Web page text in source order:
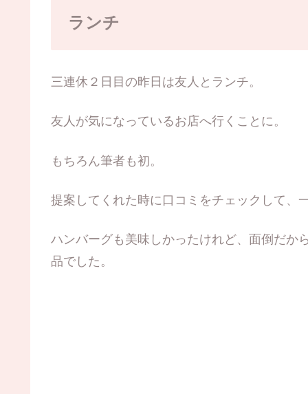
ランチ
三連休２日目の昨日は友人とランチ。
友人が気になっているお店へ行くことに。
もちろん筆者も初。
提案してくれた時に口コミをチェックして、
ハンバーグも美味しかったけれど、面倒だか
品でした。